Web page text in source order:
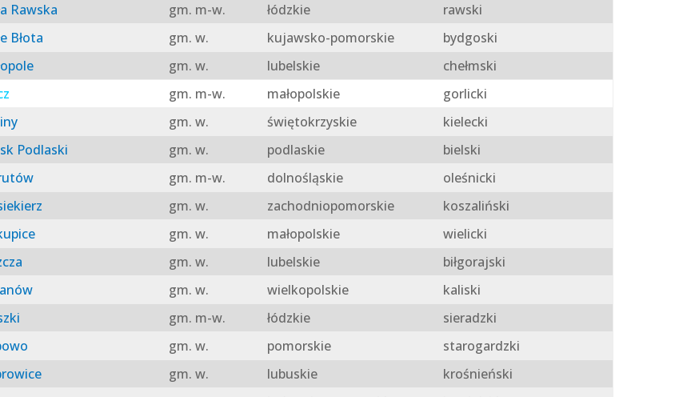
Rawska
gm. m-w. łódzkie
rawski
Błota
gm. w. kujawsko-pomorskie
bydgoski
gm. w. lubelskie
chełmski
gm. m-w. małopolskie
gorlicki
gm. w. świętokrzyskie
kielecki
Podlaski
gm. w. podlaskie
bielski
gm. m-w. dolnośląskie
oleśnicki
gm. w. zachodniopomorskie
koszaliński
gm. w. małopolskie
wielicki
gm. w. lubelskie
biłgorajski
gm. w. wielkopolskie
kaliski
gm. m-w. łódzkie
sieradzki
gm. w. pomorskie
starogardzki
gm. w. lubuskie
krośnieński